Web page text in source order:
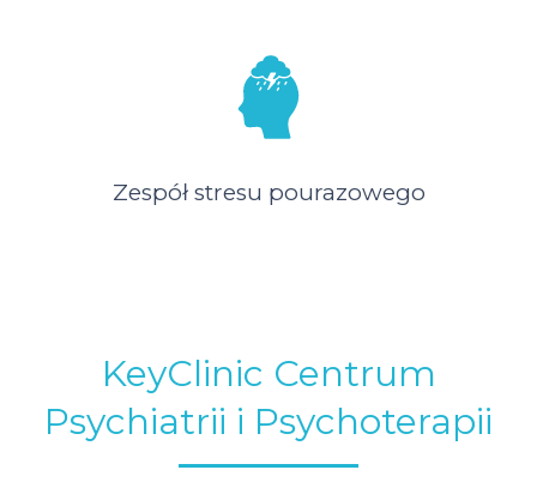
Zespół stresu pourazowego
KeyClinic Centrum
Psychiatrii i Psychoterapii